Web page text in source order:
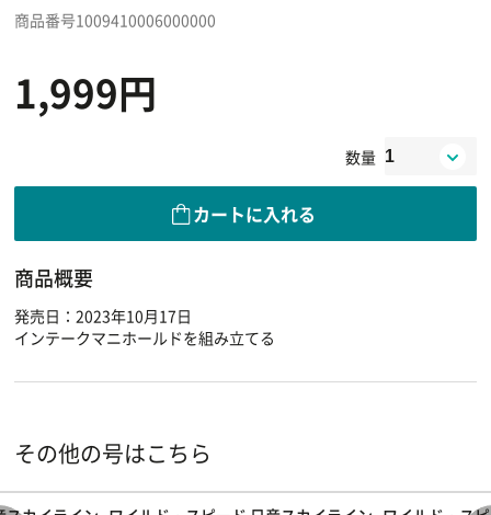
商品番号1009410006000000
1,999円
数量
カートに入れる
商品概要
発売日：2023年10月17日
インテークマニホールドを組み立てる
その他の号はこちら